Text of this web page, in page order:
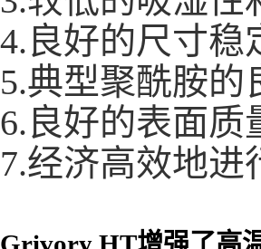
4.良好的尺寸稳
5.典型聚酰胺的
6.良好的表面质
7.经济高效地进